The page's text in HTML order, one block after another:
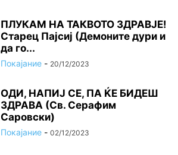
ПЛУКАМ НА ТАКВОТО ЗДРАВЈЕ!
Старец Пајсиј (Демоните дури и
да го...
Покајание - 20/12/2023
ОДИ, НАПИЈ СЕ, ПА ЌЕ БИДЕШ
ЗДРАВА (Св. Серафим
Саровски)
Покајание - 02/12/2023